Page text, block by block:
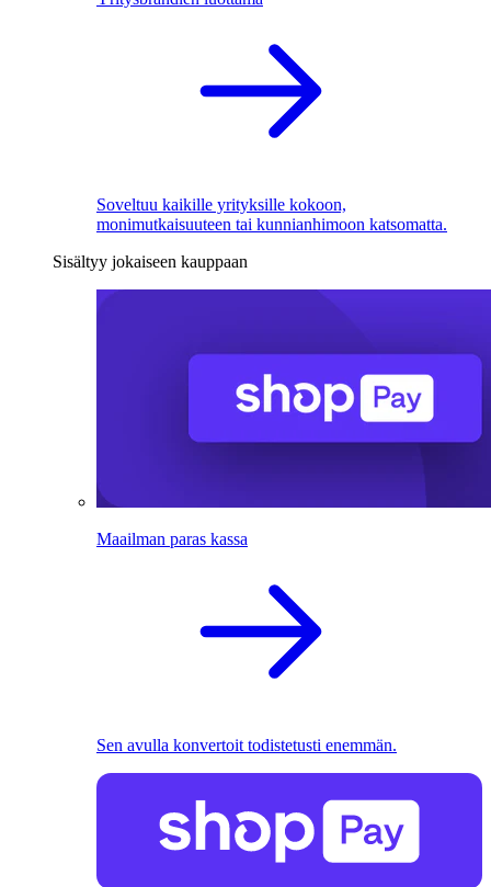
Soveltuu kaikille yrityksille kokoon,
monimutkaisuuteen tai kunnianhimoon katsomatta.
Sisältyy jokaiseen kauppaan
Maailman paras kassa
Sen avulla konvertoit todistetusti enemmän.